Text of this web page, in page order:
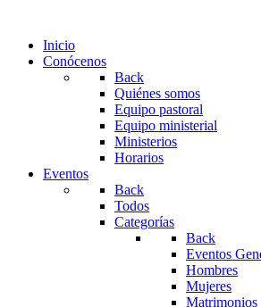
Inicio
Conócenos
Back
Quiénes somos
Equipo pastoral
Equipo ministerial
Ministerios
Horarios
Eventos
Back
Todos
Categorías
Back
Eventos
Hombres
Mujeres
Matrimonios